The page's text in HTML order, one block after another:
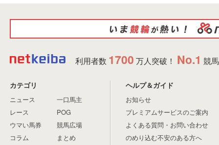
利用者数 1700 万人突破！ No.1 競
カテゴリ
ニュース
レース
ウマい馬券
コラム
一口馬主
POG
競馬広場
まとめ
ヘルプ＆ガイド
お知らせ
プレミアムサービスのご案内
よくある質問・お問い合わせ
のめり込む不安のある方へ